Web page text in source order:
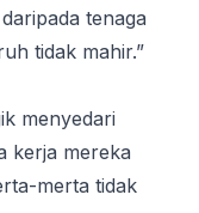
tenaga
tidak mahir.”
menyedari
kerja mereka
merta tidak